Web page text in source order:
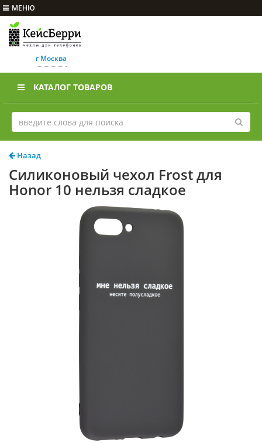
МЕНЮ
г Москва
КАТАЛОГ ТОВАРОВ
Назад
Силиконовый чехол Frost для
Honor 10 нельзя сладкое